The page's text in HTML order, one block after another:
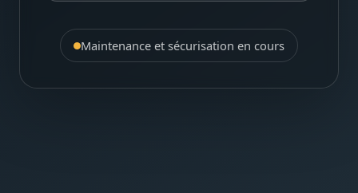
Maintenance et sécurisation en cours